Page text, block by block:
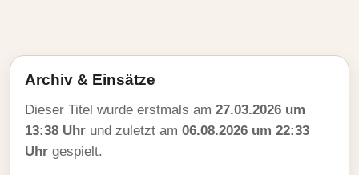
Archiv & Einsätze
Dieser Titel wurde erstmals am 27.03.2026 um
13:38 Uhr und zuletzt am 06.08.2026 um 22:33
Uhr gespielt.